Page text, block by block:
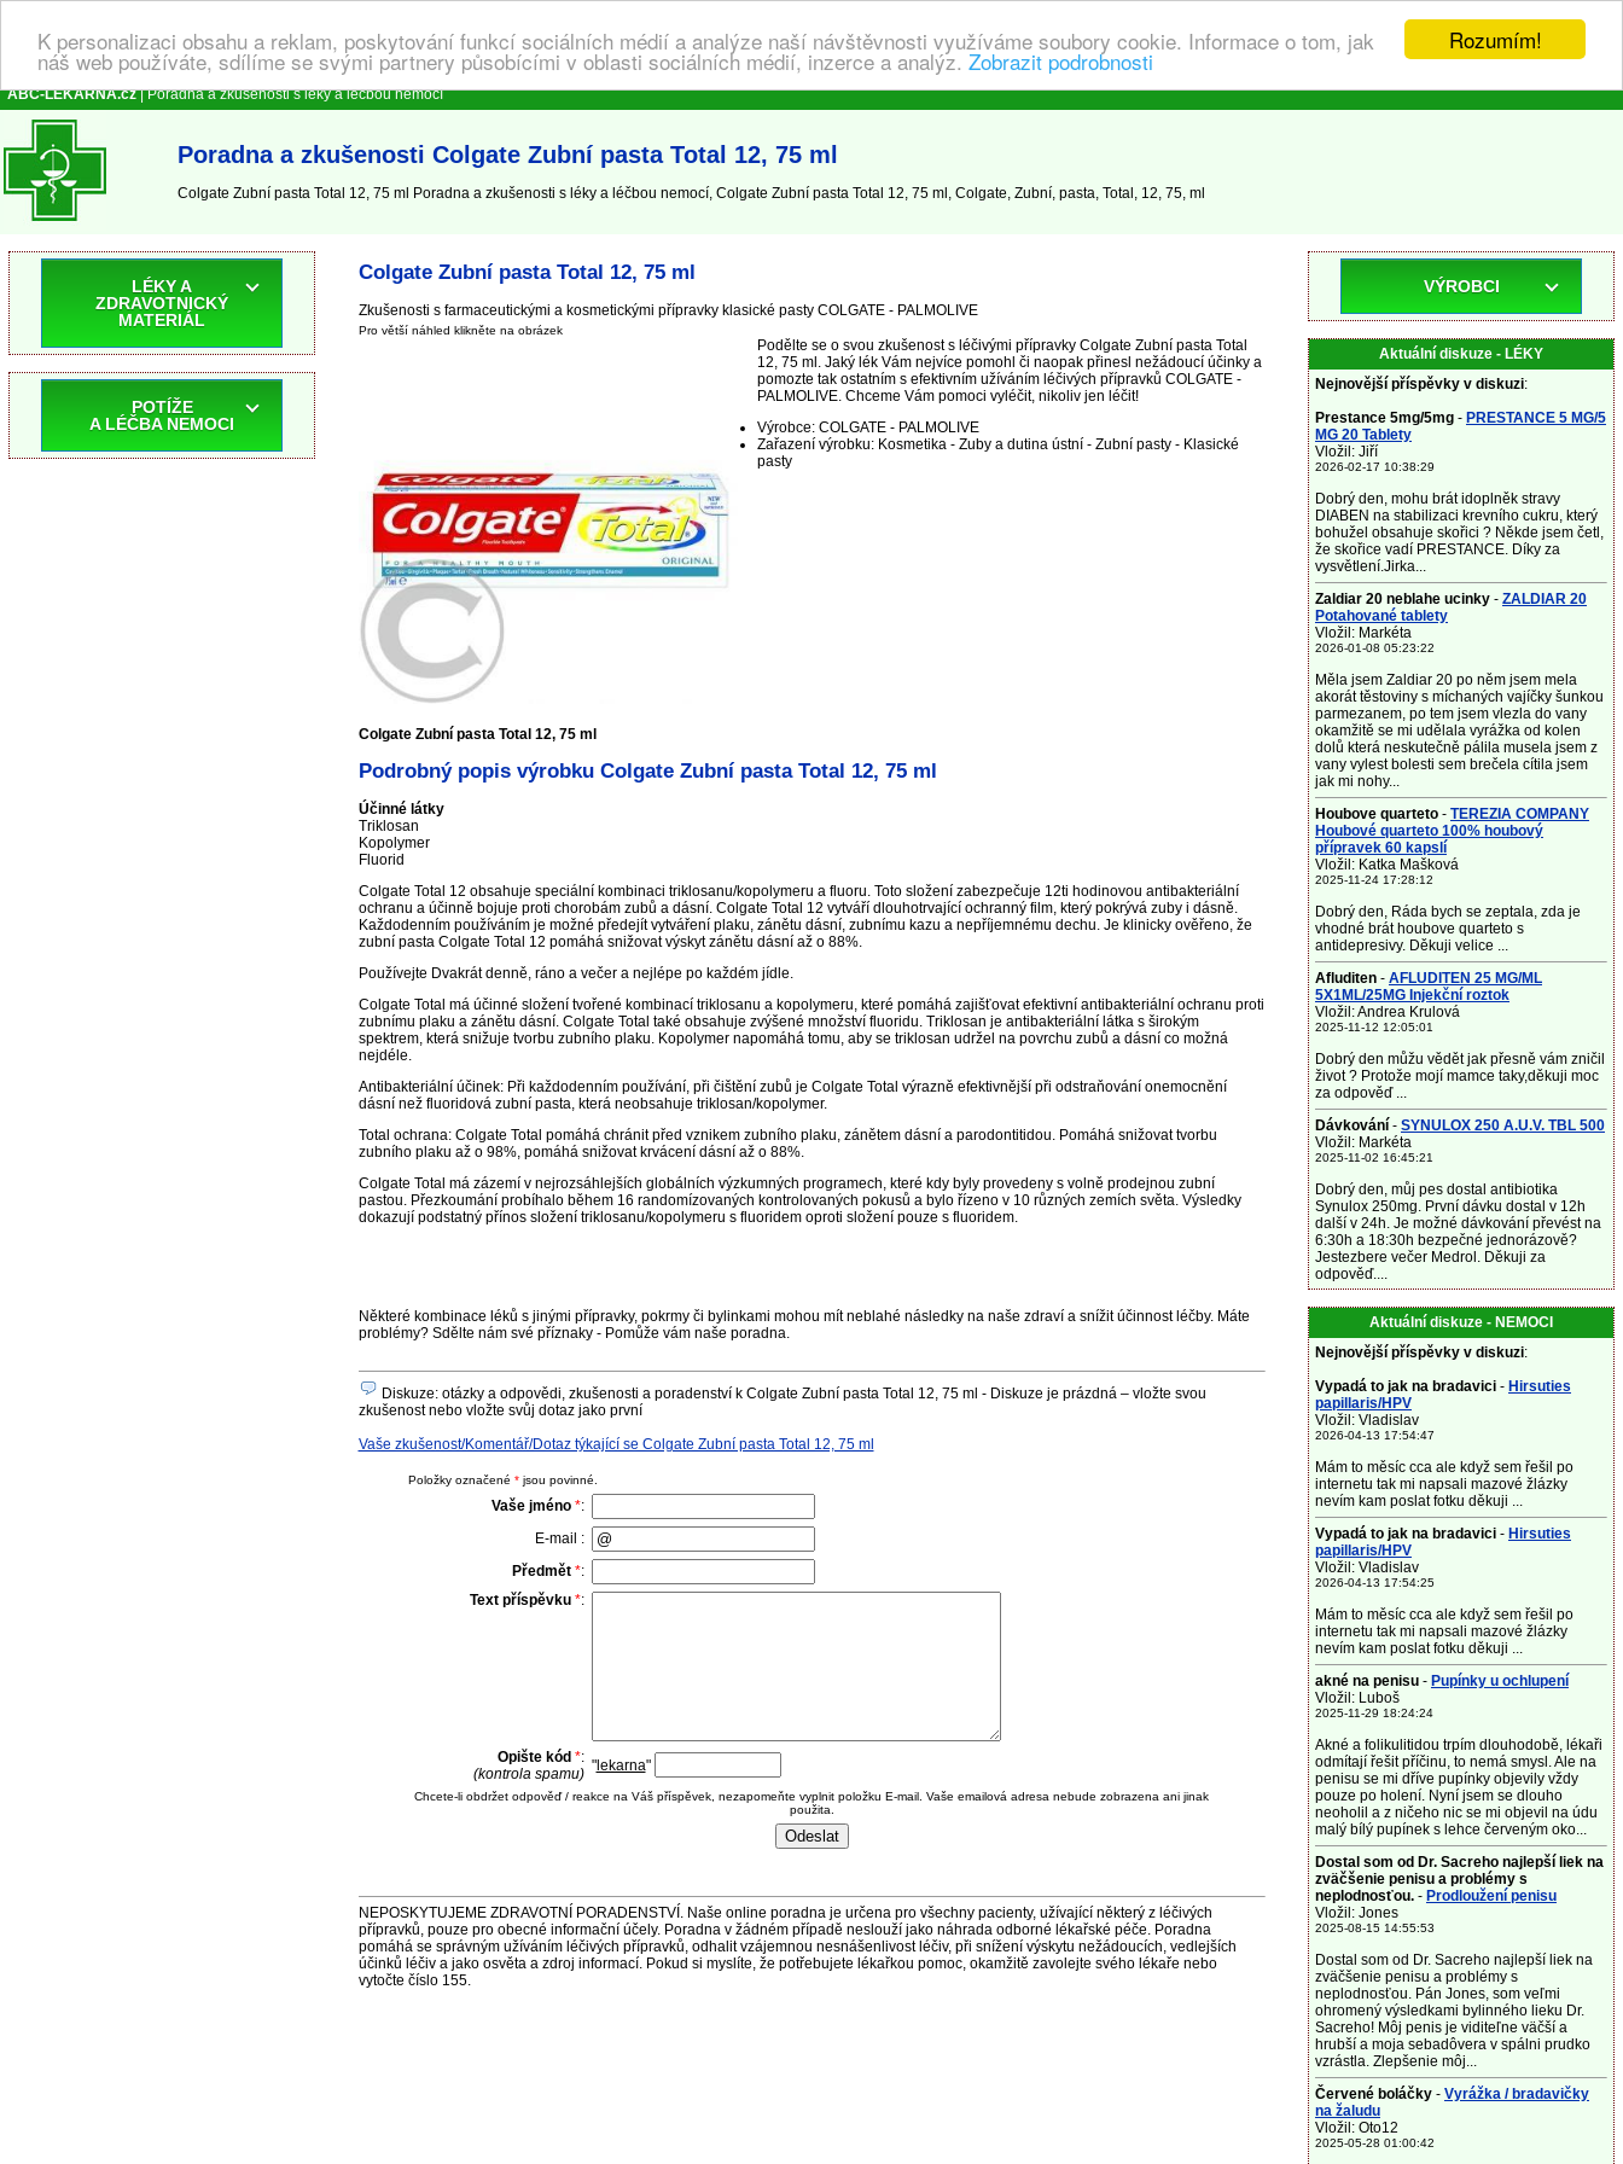
Rozumím!
K personalizaci obsahu a reklam, poskytování funkcí sociálních médií a analýze naší návštěvnosti využíváme soubory cookie. Informace o tom, jak
náš web používáte, sdílíme se svými partnery působícími v oblasti sociálních médií, inzerce a analýz. Zobrazit podrobnosti
ABC-LEKARNA.cz| Poradna a zkušenosti s léky a léčbou nemocí
Poradna a zkušenosti Colgate Zubní pasta Total 12, 75 ml
Colgate Zubní pasta Total 12, 75 ml Poradna a zkušenosti s léky a léčbou nemocí, Colgate Zubní pasta Total 12, 75 ml, Colgate, Zubní, pasta, Total, 12, 75, ml
Colgate Zubní pasta Total 12, 75 ml
Zkušenosti s farmaceutickými a kosmetickými přípravky klasické pasty COLGATE - PALMOLIVE
Pro větší náhled klikněte na obrázek
Podělte se o svou zkušenost s léčivými přípravky Colgate Zubní pasta Total
12, 75 ml. Jaký lék Vám nejvíce pomohl či naopak přinesl nežádoucí účinky a
pomozte tak ostatním s efektivním užíváním léčivých přípravků COLGATE -
PALMOLIVE. Chceme Vám pomoci vyléčit, nikoliv jen léčit!
Výrobce: COLGATE - PALMOLIVE
Zařazení výrobku: Kosmetika - Zuby a dutina ústní - Zubní pasty - Klasické
pasty
Colgate Zubní pasta Total 12, 75 ml
Podrobný popis výrobku Colgate Zubní pasta Total 12, 75 ml
Účinné látky
Triklosan
Kopolymer
Fluorid
Colgate Total 12 obsahuje speciální kombinaci triklosanu/kopolymeru a fluoru. Toto složení zabezpečuje 12ti hodinovou antibakteriální
ochranu a účinně bojuje proti chorobám zubů a dásní. Colgate Total 12 vytváří dlouhotrvající ochranný film, který pokrývá zuby i dásně.
Každodenním používáním je možné předejít vytváření plaku, zánětu dásní, zubnímu kazu a nepříjemnému dechu. Je klinicky ověřeno, že
zubní pasta Colgate Total 12 pomáhá snižovat výskyt zánětu dásní až o 88%.
Používejte Dvakrát denně, ráno a večer a nejlépe po každém jídle.
Colgate Total má účinné složení tvořené kombinací triklosanu a kopolymeru, které pomáhá zajišťovat efektivní antibakteriální ochranu proti
zubnímu plaku a zánětu dásní. Colgate Total také obsahuje zvýšené množství fluoridu. Triklosan je antibakteriální látka s širokým
spektrem, která snižuje tvorbu zubního plaku. Kopolymer napomáhá tomu, aby se triklosan udržel na povrchu zubů a dásní co možná
nejdéle.
Antibakteriální účinek: Při každodenním používání, při čištění zubů je Colgate Total výrazně efektivnější při odstraňování onemocnění
dásní než fluoridová zubní pasta, která neobsahuje triklosan/kopolymer.
Total ochrana: Colgate Total pomáhá chránit před vznikem zubního plaku, zánětem dásní a parodontitidou. Pomáhá snižovat tvorbu
zubního plaku až o 98%, pomáhá snižovat krvácení dásní až o 88%.
Colgate Total má zázemí v nejrozsáhlejších globálních výzkumných programech, které kdy byly provedeny s volně prodejnou zubní
pastou. Přezkoumání probíhalo během 16 randomízovaných kontrolovaných pokusů a bylo řízeno v 10 různých zemích světa. Výsledky
dokazují podstatný přínos složení triklosanu/kopolymeru s fluoridem oproti složení pouze s fluoridem.
Některé kombinace léků s jinými přípravky, pokrmy či bylinkami mohou mít neblahé následky na naše zdraví a snížit účinnost léčby. Máte
problémy? Sdělte nám své příznaky - Pomůže vám naše poradna.
Diskuze: otázky a odpovědi, zkušenosti a poradenství k Colgate Zubní pasta Total 12, 75 ml - Diskuze je prázdná – vložte svou
zkušenost nebo vložte svůj dotaz jako první
Vaše zkušenost/Komentář/Dotaz týkající se Colgate Zubní pasta Total 12, 75 ml
Položky označené *jsou povinné.
Vaše jméno *:
E-mail :
Předmět *:
Text příspěvku *:
Opište kód *:
(kontrola spamu) "lekarna"
Chcete-li obdržet odpověď / reakce na Váš příspěvek, nezapomeňte vyplnit položku E-mail. Vaše emailová adresa nebude zobrazena ani jinak
použita.
NEPOSKYTUJEME ZDRAVOTNÍ PORADENSTVÍ. Naše online poradna je určena pro všechny pacienty, užívající některý z léčivých
přípravků, pouze pro obecné informační účely. Poradna v žádném případě neslouží jako náhrada odborné lékařské péče. Poradna
pomáhá se správným užíváním léčivých přípravků, odhalit vzájemnou nesnášenlivost léčiv, při snížení výskytu nežádoucích, vedlejších
účinků léčiv a jako osvěta a zdroj informací. Pokud si myslíte, že potřebujete lékařkou pomoc, okamžitě zavolejte svého lékaře nebo
vytočte číslo 155.
LÉKY A
ZDRAVOTNICKÝ
MATERIÁL
POTÍŽE
A LÉČBA NEMOCI
VÝROBCI
Aktuální diskuze - LÉKY
Nejnovější příspěvky v diskuzi:
Prestance 5mg/5mg - PRESTANCE 5 MG/5
MG 20 Tablety
Vložil: Jiří
2026-02-17 10:38:29
Dobrý den, mohu brát idoplněk stravy
DIABEN na stabilizaci krevního cukru, který
bohužel obsahuje skořici ? Někde jsem četl,
že skořice vadí PRESTANCE. Díky za
vysvětlení.Jirka...
Zaldiar 20 neblahe ucinky - ZALDIAR 20
Potahované tablety
Vložil: Markéta
2026-01-08 05:23:22
Měla jsem Zaldiar 20 po něm jsem mela
akorát těstoviny s míchaných vajíčky šunkou
parmezanem, po tem jsem vlezla do vany
okamžitě se mi udělala vyrážka od kolen
dolů která neskutečně pálila musela jsem z
vany vylest bolesti sem brečela cítila jsem
jak mi nohy...
Houbove quarteto - TEREZIA COMPANY
Houbové quarteto 100% houbový
přípravek 60 kapslí
Vložil: Katka Mašková
2025-11-24 17:28:12
Dobrý den, Ráda bych se zeptala, zda je
vhodné brát houbove quarteto s
antidepresivy. Děkuji velice ...
Afluditen - AFLUDITEN 25 MG/ML
5X1ML/25MG Injekční roztok
Vložil: Andrea Krulová
2025-11-12 12:05:01
Dobrý den můžu vědět jak přesně vám zničil
život ? Protože mojí mamce taky,děkuji moc
za odpověď ...
Dávkování - SYNULOX 250 A.U.V. TBL 500
Vložil: Markéta
2025-11-02 16:45:21
Dobrý den, můj pes dostal antibiotika
Synulox 250mg. První dávku dostal v 12h
další v 24h. Je možné dávkování převést na
6:30h a 18:30h bezpečné jednorázově?
Jestezbere večer Medrol. Děkuji za
odpověď....
Aktuální diskuze - NEMOCI
Nejnovější příspěvky v diskuzi:
Vypadá to jak na bradavici - Hirsuties
papillaris/HPV
Vložil: Vladislav
2026-04-13 17:54:47
Mám to měsíc cca ale když sem řešil po
internetu tak mi napsali mazové žlázky
nevím kam poslat fotku děkuji ...
Vypadá to jak na bradavici - Hirsuties
papillaris/HPV
Vložil: Vladislav
2026-04-13 17:54:25
Mám to měsíc cca ale když sem řešil po
internetu tak mi napsali mazové žlázky
nevím kam poslat fotku děkuji ...
akné na penisu - Pupínky u ochlupení
Vložil: Luboš
2025-11-29 18:24:24
Akné a folikulitidou trpím dlouhodobě, lékaři
odmítají řešit příčinu, to nemá smysl. Ale na
penisu se mi dříve pupínky objevily vždy
pouze po holení. Nyní jsem se dlouho
neoholil a z ničeho nic se mi objevil na údu
malý bílý pupínek s lehce červeným oko...
Dostal som od Dr. Sacreho najlepší liek na
zväčšenie penisu a problémy s
neplodnosťou. - Prodloužení penisu
Vložil: Jones
2025-08-15 14:55:53
Dostal som od Dr. Sacreho najlepší liek na
zväčšenie penisu a problémy s
neplodnosťou. Pán Jones, som veľmi
ohromený výsledkami bylinného lieku Dr.
Sacreho! Môj penis je viditeľne väčší a
hrubší a moja sebadôvera v spálni prudko
vzrástla. Zlepšenie môj...
Červené boláčky - Vyrážka / bradavičky
na žaludu
Vložil: Oto12
2025-05-28 01:00:42